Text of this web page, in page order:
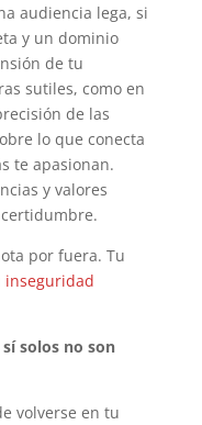
audiencia lega, si
y un dominio
de tu
sutiles, como en
de las
lo que conecta
te apasionan.
y valores
por fuera. Tu
inseguridad
solos no son
volverse en tu